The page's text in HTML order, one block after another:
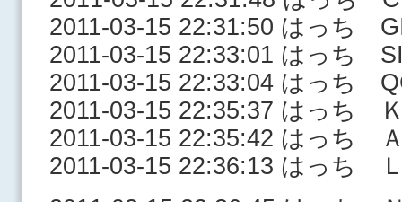
2011-03-15 22:31:50 はっち
2011-03-15 22:33:01 はっち
2011-03-15 22:33:04 はっち
2011-03-15 22:35:37 はっち
2011-03-15 22:35:42 はっち
2011-03-15 22:36:13 はっち